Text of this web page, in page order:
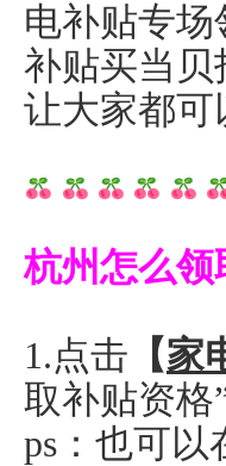
电补贴专
补贴买当贝
让大家都可
杭州怎么领
1.点击 【家
取补贴资格”
ps：也可